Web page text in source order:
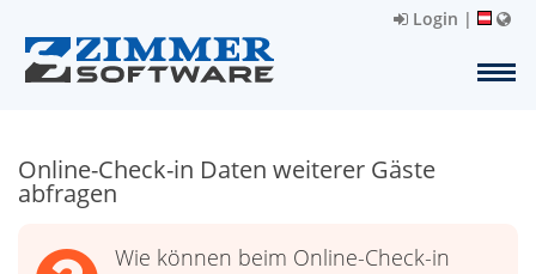
Login |
Online-Check-in Daten weiterer Gäste
abfragen
Wie können beim Online-Check-in